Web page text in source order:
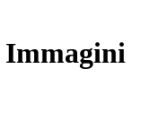
Immagini